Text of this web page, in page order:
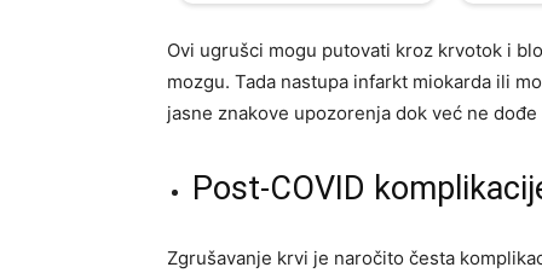
Ovi ugrušci mogu putovati kroz krvotok i
mozgu. Tada nastupa infarkt miokarda ili
jasne znakove upozorenja dok već ne
Post-COVID
Zgrušavanje krvi je naročito česta